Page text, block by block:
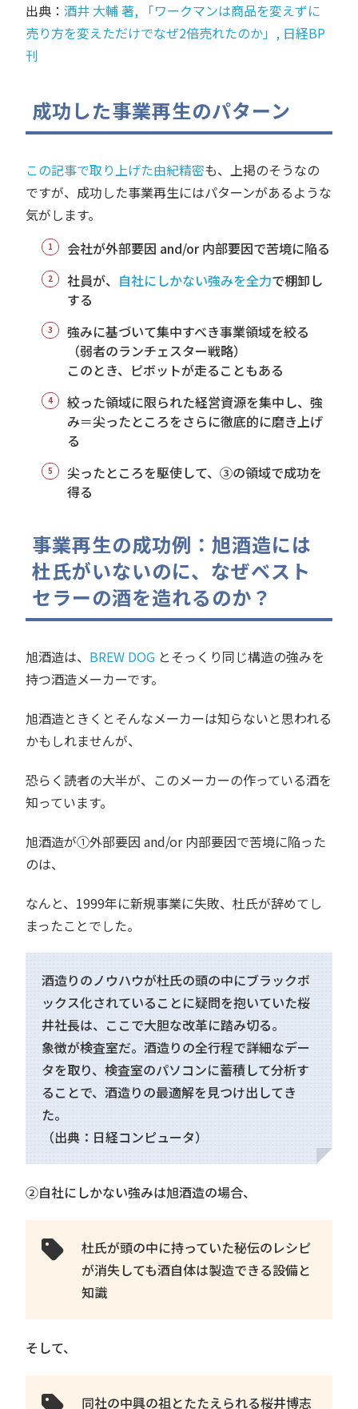
出典：酒井 大輔 著, 「ワークマンは商品を変えずに
売り方を変えただけでなぜ2倍売れたのか」, 日経BP
刊
成功した事業再生のパターン
この記事で取り上げた由紀精密も、上掲のそうなの
ですが、成功した事業再生にはパターンがあるような
気がします。
会社が外部要因 and/or 内部要因で苦境に陥る
社員が、 自社にしかない強みを全力で棚卸し
する
強みに基づいて集中すべき事業領域を絞る
（弱者のランチェスター戦略）
このとき、ピボットが走ることもある
絞った領域に限られた経営資源を集中し、強
み＝尖ったところをさらに徹底的に磨き上げ
る
尖ったところを駆使して、③の領域で成功を
得る
事業再生の成功例：旭酒造には
杜氏がいないのに、なぜベスト
セラーの酒を造れるのか？
旭酒造は、 BREW DOG とそっくり同じ構造の強みを
持つ酒造メーカーです。
旭酒造ときくとそんなメーカーは知らないと思われる
かもしれませんが、
恐らく読者の大半が、このメーカーの作っている酒を
知っています。
旭酒造が①外部要因 and/or 内部要因で苦境に陥った
のは、
なんと、1999年に新規事業に失敗、杜氏が辞めてし
まったことでした。
酒造りのノウハウが杜氏の頭の中にブラックボ
ックス化されていることに疑問を抱いていた桜
井社長は、ここで大胆な改革に踏み切る。
象徴が検査室だ。酒造りの全行程で詳細なデー
タを取り、検査室のパソコンに蓄積して分析す
ることで、酒造りの最適解を見つけ出してき
た。
（出典：日経コンピュータ）
②自社にしかない強みは旭酒造の場合、
杜氏が頭の中に持っていた秘伝のレシピ
が消失しても酒自体は製造できる設備と
知識
そして、
同社の中興の祖とたたえられる桜井博志